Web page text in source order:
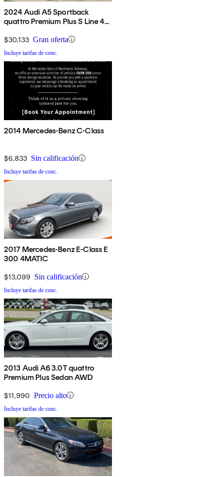
2024 Audi A5 Sportback
quattro Premium Plus S Line 45
$30,133 Gran oferta
Incluye tarifas de conc.
2014 Mercedes-Benz C-Class
$6,833 Sin calificación
Incluye tarifas de conc.
2017 Mercedes-Benz E-Class E
300 4MATIC
$13,099 Sin calificación
Incluye tarifas de conc.
2013 Audi A6 3.0T quattro
Premium Plus Sedan AWD
$11,990 Precio alto
Incluye tarifas de conc.